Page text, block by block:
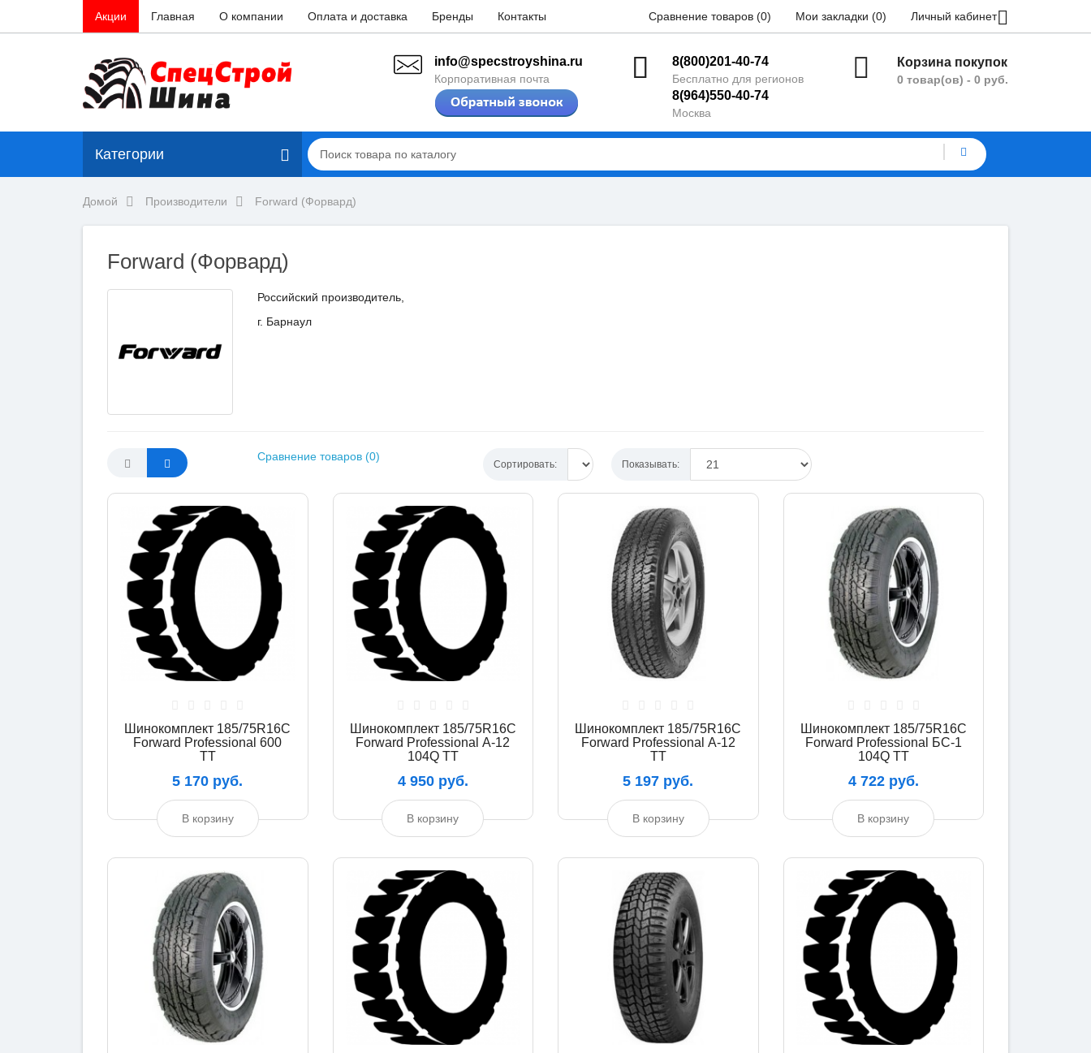
Акции Главная О компании Оплата и доставка Бренды Контакты Сравнение товаров (0) Мои закладки (0) Личный кабинет
Корзина покупок
0 товар(ов) - 0 руб.
8(800)201-40-74
Бесплатно для регионов
8(964)550-40-74
Москва
info@specstroyshina.ru
Корпоративная почта
Категории
Домой Производители Forward (Форвард)
Forward (Форвард)
Российский производитель,
г. Барнаул
Сравнение товаров (0)
Сортировать: Показывать:
Шинокомплект 185/75R16C
Forward Professional 600
TT
5 170 руб.
В корзину
Шинокомплект 185/75R16C
Forward Professional А-12
104Q TT
4 950 руб.
В корзину
Шинокомплект 185/75R16C
Forward Professional А-12
TT
5 197 руб.
В корзину
Шинокомплект 185/75R16C
Forward Professional БС-1
104Q TT
4 722 руб.
В корзину